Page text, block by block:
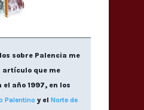
sobre Palencia me
artículo que me
año 1997, en los
Palentino y el Norte de